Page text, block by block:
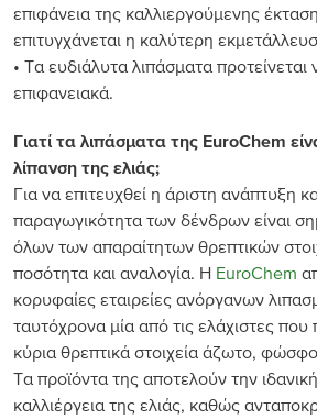
επιφάνεια της καλλιεργούμενης
επιτυγχάνεται η καλύτερη
• Τα ευδιάλυτα λιπάσματα
επιφανειακά.
Γιατί τα λιπάσματα της EuroChem
λίπανση της ελιάς;
Για να επιτευχθεί η άριστη ανάπτυξη
παραγωγικότητα των δένδρων είναι
όλων των απαραίτητων θρεπτικών
ποσότητα και αναλογία. Η EuroChem
κορυφαίες εταιρείες ανόργανων
ταυτόχρονα μία από τις ελάχιστες
κύρια θρεπτικά στοιχεία άζωτο,
Τα προϊόντα της αποτελούν την
καλλιέργεια της ελιάς, καθώς